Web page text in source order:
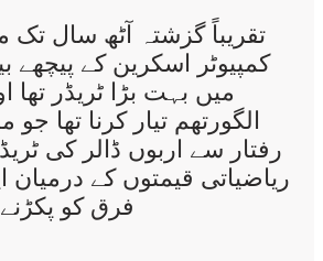
تقریباً گزشتہ آٹھ سال تک
کمپیوٹر اسکرین کے پیچھے
میں بہت بڑا ٹریڈر تھا
الگورتھم تیار کرنا تھا
رفتار سے اربوں ڈالر کی
ریاضیاتی قیمتوں کے
فرق کو